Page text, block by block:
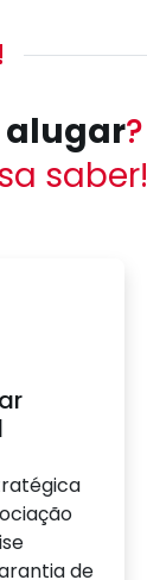
alugar?
saber!
de